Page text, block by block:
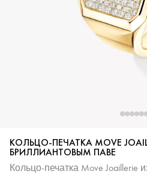
КОЛЬЦО-ПЕЧАТКА MOVE
БРИЛЛИАНТОВЫМ ПАВЕ
Кольцо-печатка Move Joaillerie
Розовое
золото
Белое
золото
Желтое
золото